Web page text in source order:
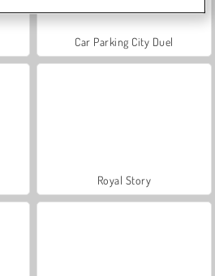
Car Parking City Duel
Royal Story